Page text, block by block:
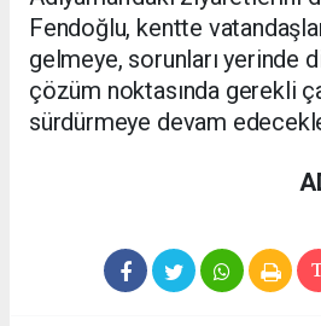
Fendoğlu, kentte
gelmeye, sorunları yerinde
çözüm noktasında gerekli
sürdürmeye devam